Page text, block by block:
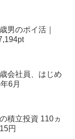
男のポイ活｜
会社員、はじめ
6月
積立投資 110ヵ
円